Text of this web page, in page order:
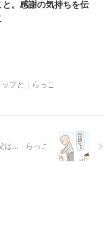
。感謝の気持ちを伝
プと｜らっこ
は…｜らっこ